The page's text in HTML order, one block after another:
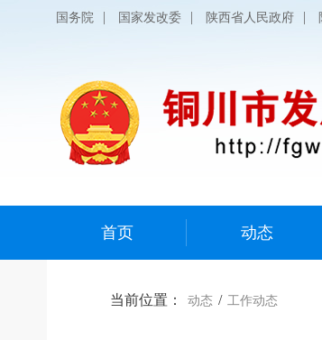
国务院 | 国家发改委 | 陕西省人民政府 |
首页 动态
当前位置： 动态 / 工作动态